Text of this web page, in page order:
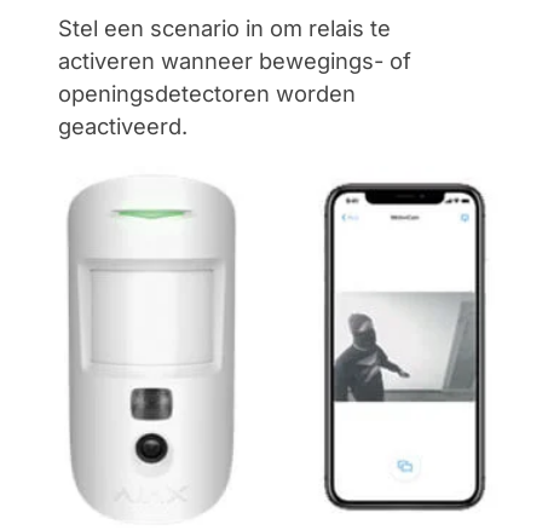
Stel een scenario in om relais te
activeren wanneer bewegings- of
openingsdetectoren worden
geactiveerd.